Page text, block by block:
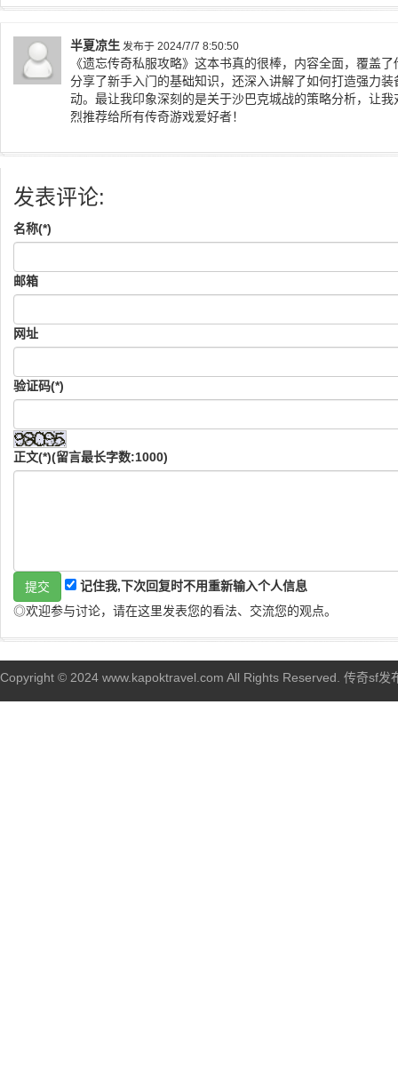
半夏凉生 发布于 2024/7/7 8:50:50
《遗忘传奇私服攻略》这本书真的很棒，内容全面，覆盖
分享了新手入门的基础知识，还深入讲解了如何打造强力
动。最让我印象深刻的是关于沙巴克城战的策略分析，让
烈推荐给所有传奇游戏爱好者！
发表评论:
名称(*)
邮箱
网址
验证码(*)
正文(*)(留言最长字数:1000)
记住我,下次回复时不用重新输入个人信息
◎欢迎参与讨论，请在这里发表您的看法、交流您的观点。
Copyright © 2024 www.kapoktravel.com All Rights Reserved. 传奇sf发